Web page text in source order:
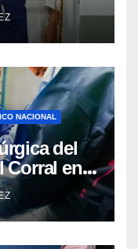
NACIONAL
del
Corral en